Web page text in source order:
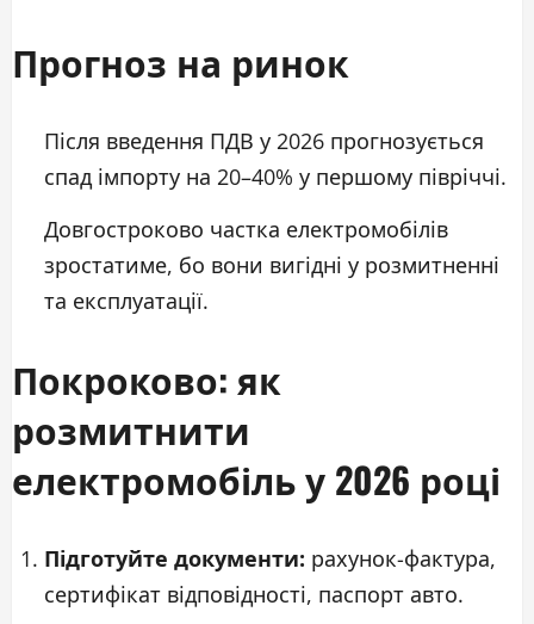
Прогноз на ринок
Після введення ПДВ у 2026 прогнозується
спад імпорту на 20–40% у першому півріччі.
Довгостроково частка електромобілів
зростатиме, бо вони вигідні у розмитненні
та експлуатації.
Покроково: як
розмитнити
електромобіль у 2026 році
Підготуйте документи: рахунок-фактура,
сертифікат відповідності, паспорт авто.